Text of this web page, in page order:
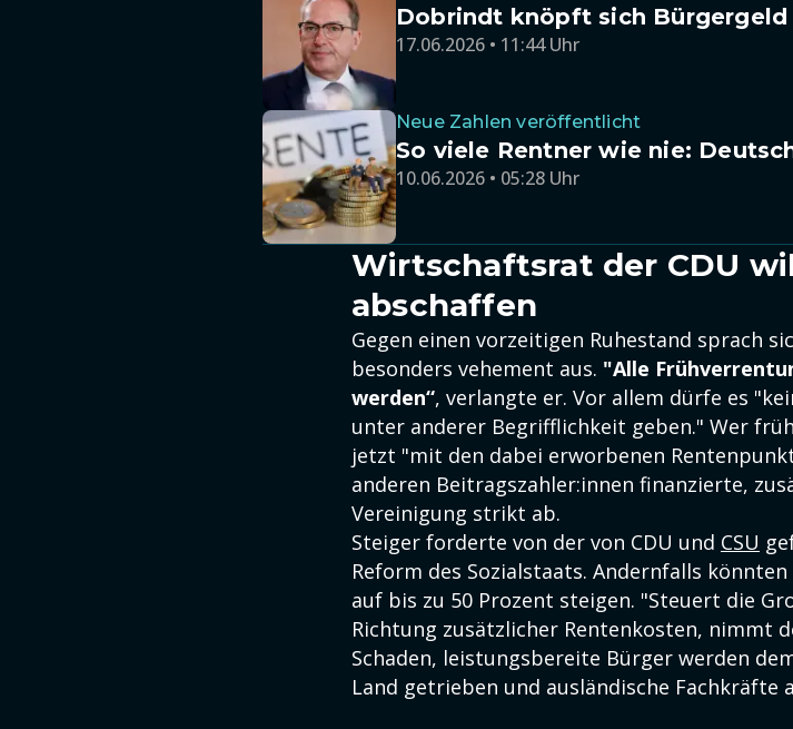
Dobrindt knöpft sich Bürgergeld
17.06.2026 • 11:44 Uhr
Neue Zahlen veröffentlicht
So viele Rentner wie nie:
10.06.2026 • 05:28 Uhr
Wirtschaftsrat der CDU
abschaffen
Gegen einen vorzeitigen Ruhestand sprach
besonders vehement aus. "Alle
werden“, verlangte er. Vor allem dürfe es
unter anderer Begrifflichkeit geben." Wer
jetzt "mit den dabei erworbenen
anderen Beitragszahler:innen finanzierte,
Vereinigung strikt ab.
Steiger forderte von der von CDU und CSU
Reform des Sozialstaats. Andernfalls
auf bis zu 50 Prozent steigen. "Steuert die
Richtung zusätzlicher Rentenkosten, nimmt
Schaden, leistungsbereite Bürger werden
Land getrieben und ausländische Fachkräfte